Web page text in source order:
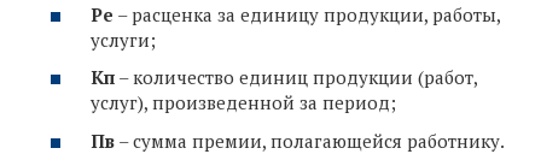
Ре – расценка за единицу продукции, работы,
услуги;
Кп – количество единиц продукции (работ,
услуг), произведенной за период;
Пв – сумма премии, полагающейся работнику.